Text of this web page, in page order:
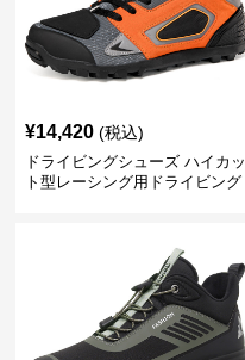
¥14,420 (税込)
ドライビングシューズ ハイカッ
ト型レーシング用ドライビング